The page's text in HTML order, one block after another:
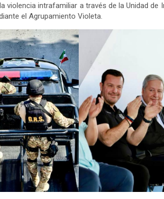
violencia intrafamiliar a través de la Unidad de
el Agrupamiento Violeta.